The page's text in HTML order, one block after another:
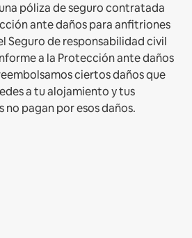
póliza de seguro contratada
ante daños para anfitriones
Seguro de responsabilidad civil
a la Protección ante daños
ciertos daños que
a tu alojamiento y tus
no pagan por esos daños.